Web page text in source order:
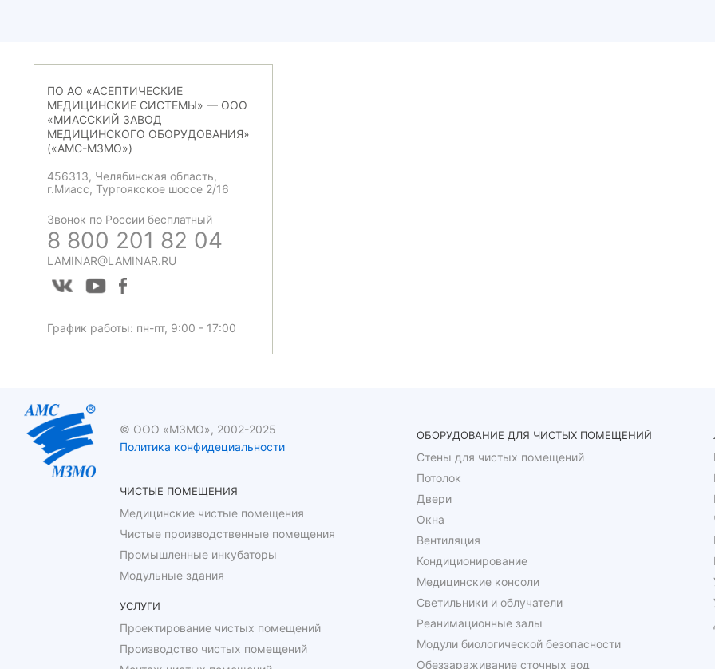
ПО АО «АСЕПТИЧЕСКИЕ
МЕДИЦИНСКИЕ СИСТЕМЫ» — ООО
«МИАССКИЙ ЗАВОД
МЕДИЦИНСКОГО ОБОРУДОВАНИЯ»
(«АМС-МЗМО»)
456313, Челябинская область,
г.Миасс, Тургоякское шоссе 2/16
Звонок по России бесплатный
8 800 201 82 04
LAMINAR@LAMINAR.RU
График работы: пн-пт, 9:00 - 17:00
© ООО «МЗМО», 2002-2025
Политика конфидециальности
ЧИСТЫЕ ПОМЕЩЕНИЯ
Медицинские чистые помещения
Чистые производственные помещения
Промышленные инкубаторы
Модульные здания
УСЛУГИ
Проектирование чистых помещений
Производство чистых помещений
ОБОРУДОВАНИЕ ДЛЯ ЧИСТЫХ ПОМЕЩЕНИЙ
Стены для чистых помещений
Потолок
Двери
Окна
Вентиляция
Кондиционирование
Медицинские консоли
Светильники и облучатели
Реанимационные залы
Модули биологической безопасности
Обеззараживание сточных вод